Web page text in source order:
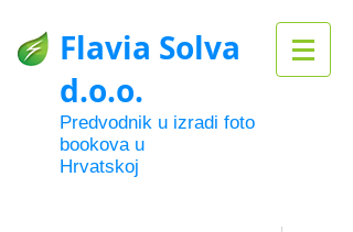
Flavia Solva
d.o.o.
Predvodnik u izradi foto
bookova u
Hrvatskoj